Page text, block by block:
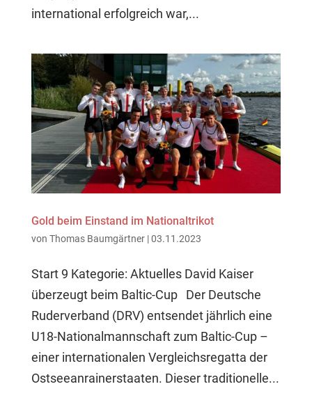
international erfolgreich war,...
Gold beim Einstand im Nationaltrikot
von Thomas Baumgärtner|03.11.2023
Start 9 Kategorie: Aktuelles David Kaiser
überzeugt beim Baltic-Cup Der Deutsche
Ruderverband (DRV) entsendet jährlich eine
U18-Nationalmannschaft zum Baltic-Cup –
einer internationalen Vergleichsregatta der
Ostseeanrainerstaaten. Dieser traditionelle...